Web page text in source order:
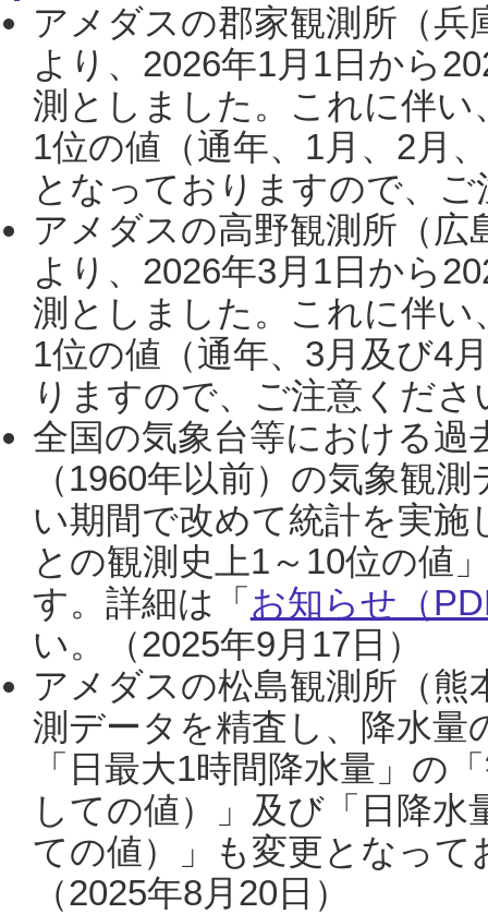
アメダスの郡家観測所（
より、2026年1月1日から
測としました。これに伴い
1位の値（通年、1月、2月
となっておりますので、
アメダスの高野観測所（
より、2026年3月1日から
測としました。これに伴い
1位の値（通年、3月及び4
りますので、ご注意くだ
全国の気象台等における過
（1960年以前）の気象観
い期間で改めて統計を実
との観測史上1～10位の値
す。詳細は「 お知らせ（
い。（2025年9月17日）
アメダスの松島観測所（熊
測データを精査し、降水
「日最大1時間降水量」の
しての値）」及び「日降
ての値）」も変更となっ
（2025年8月20日）